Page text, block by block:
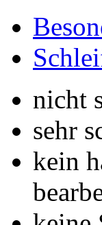
nicht
sehr
kein